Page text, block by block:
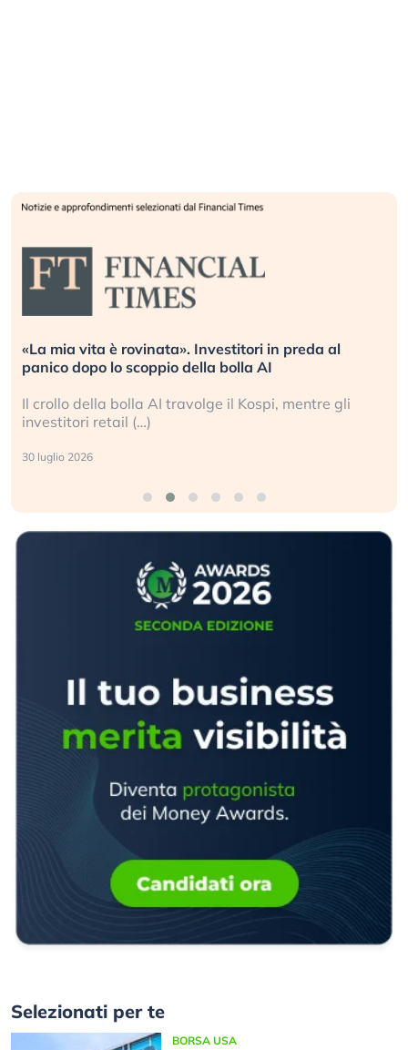
«La mia vita è rovinata». Investitori in preda al
panico dopo lo scoppio della bolla AI
Il crollo della bolla AI travolge il Kospi, mentre gli
investitori retail (…)
30 luglio 2026
Selezionati per te
BORSA USA